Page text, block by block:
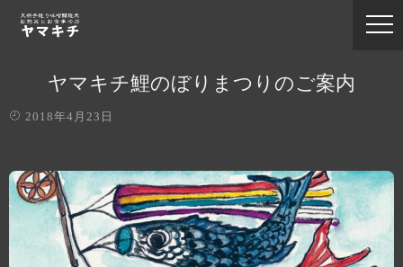
ヤマキチ鯉のぼりまつりのご案内
2018年4月23日